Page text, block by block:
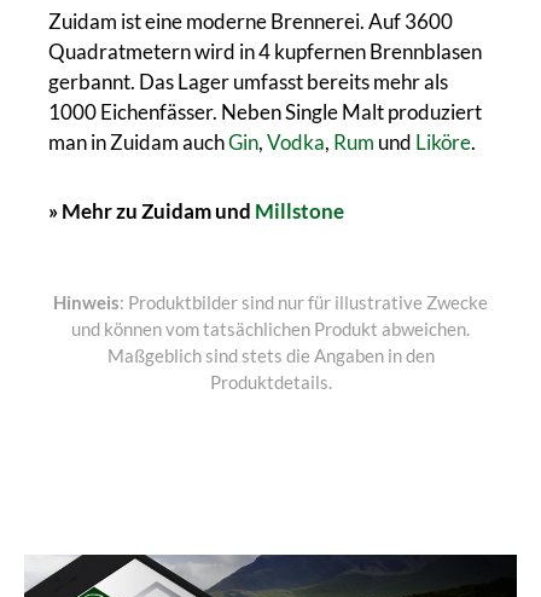
Zuidam ist eine moderne Brennerei. Auf 3600
Quadratmetern wird in 4 kupfernen Brennblasen
gerbannt. Das Lager umfasst bereits mehr als
1000 Eichenfässer. Neben Single Malt produziert
man in Zuidam auchGin,Vodka, Rum und Liköre.
» Mehr zu Zuidam und Millstone
Hinweis: Produktbilder sind nur für illustrative Zwecke
und können vom tatsächlichen Produkt abweichen.
Maßgeblich sind stets die Angaben in den
Produktdetails.